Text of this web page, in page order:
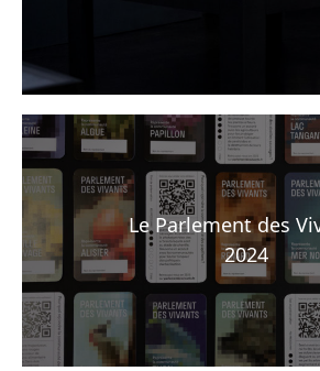
Le Parlement des
2024